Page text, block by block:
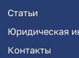
Статьи
Юридическая
Контакты